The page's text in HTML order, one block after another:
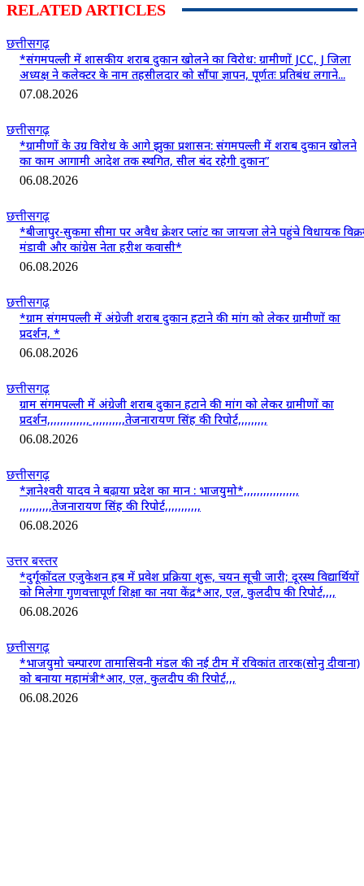
RELATED ARTICLES
छत्तीसगढ़
*संगमपल्ली में शासकीय शराब दुकान खोलने का विरोध: ग्रामीणों JCC, J जिला
अध्यक्ष ने कलेक्टर के नाम तहसीलदार को सौंपा ज्ञापन, पूर्णतः प्रतिबंध लगाने...
07.08.2026
छत्तीसगढ़
*ग्रामीणों के उग्र विरोध के आगे झुका प्रशासन: संगमपल्ली में शराब दुकान खोलने
का काम आगामी आदेश तक स्थगित, सील बंद रहेगी दुकान”
06.08.2026
छत्तीसगढ़
*बीजापुर-सुकमा सीमा पर अवैध क्रेशर प्लांट का जायजा लेने पहुंचे विधायक
मंडावी और कांग्रेस नेता हरीश कवासी*
06.08.2026
छत्तीसगढ़
*ग्राम संगमपल्ली में अंग्रेजी शराब दुकान हटाने की मांग को लेकर ग्रामीणों का
प्रदर्शन, *
06.08.2026
छत्तीसगढ़
ग्राम संगमपल्ली में अंग्रेजी शराब दुकान हटाने की मांग को लेकर ग्रामीणों का
प्रदर्शन,,,,,,,,,,,,, ,,,,,,,,,,तेजनारायण सिंह की रिपोर्ट,,,,,,,,,
06.08.2026
छत्तीसगढ़
*ज्ञानेश्वरी यादव ने बढ़ाया प्रदेश का मान : भाजयुमो*,,,,,,,,,,,,,,,,,
,,,,,,,,,,तेजनारायण सिंह की रिपोर्ट,,,,,,,,,,,
06.08.2026
उत्तर बस्तर
*दुर्गूकोंदल एजुकेशन हब में प्रवेश प्रक्रिया शुरू, चयन सूची जारी; दूरस्थ विद्यार्थियों
को मिलेगा गुणवत्तापूर्ण शिक्षा का नया केंद्र*आर, एल, कुलदीप की रिपोर्ट,,,,
06.08.2026
छत्तीसगढ़
*भाजयुमो चम्पारण तामासिवनी मंडल की नई टीम में रविकांत तारक(सोनु दीवाना)
को बनाया महामंत्री*आर, एल, कुलदीप की रिपोर्ट,,,
06.08.2026